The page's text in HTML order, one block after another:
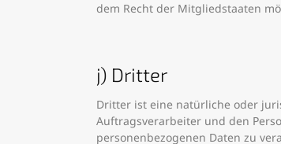
dem Recht der Mitgliedstaaten
j) Dritter
Dritter ist eine natürliche oder
Auftragsverarbeiter und den
personenbezogenen Daten zu